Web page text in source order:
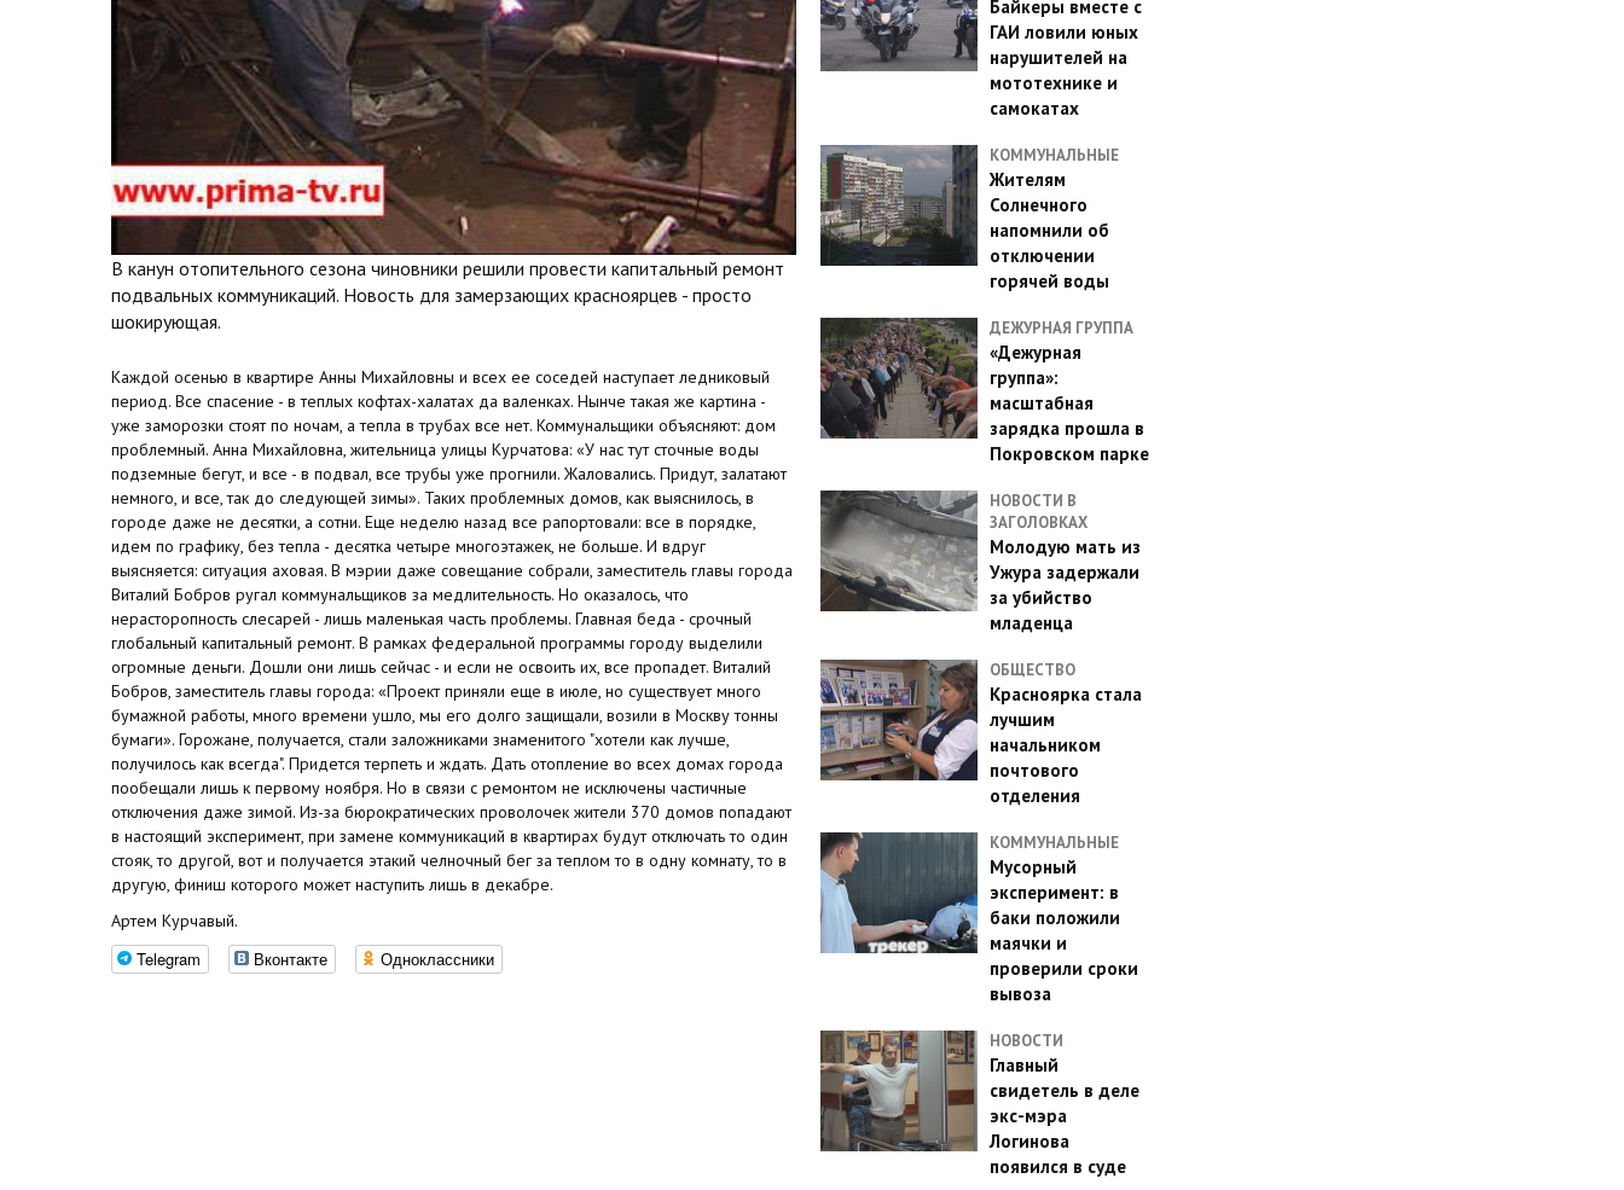
В канун отопительного сезона чиновники решили провести капитальный ремонт
подвальных коммуникаций. Новость для замерзающих красноярцев - просто
шокирующая.
Каждой осенью в квартире Анны Михайловны и всех ее соседей наступает ледниковый
период. Все спасение - в теплых кофтах-халатах да валенках. Нынче такая же картина -
уже заморозки стоят по ночам, а тепла в трубах все нет. Коммунальщики объясняют: дом
проблемный. Анна Михайловна, жительница улицы Курчатова: «У нас тут сточные воды
подземные бегут, и все - в подвал, все трубы уже прогнили. Жаловались. Придут, залатают
немного, и все, так до следующей зимы». Таких проблемных домов, как выяснилось, в
городе даже не десятки, а сотни. Еще неделю назад все рапортовали: все в порядке,
идем по графику, без тепла - десятка четыре многоэтажек, не больше. И вдруг
выясняется: ситуация аховая. В мэрии даже совещание собрали, заместитель главы города
Виталий Бобров ругал коммунальщиков за медлительность. Но оказалось, что
нерасторопность слесарей - лишь маленькая часть проблемы. Главная беда - срочный
глобальный капитальный ремонт. В рамках федеральной программы городу выделили
огромные деньги. Дошли они лишь сейчас - и если не освоить их, все пропадет. Виталий
Бобров, заместитель главы города: «Проект приняли еще в июле, но существует много
бумажной работы, много времени ушло, мы его долго защищали, возили в Москву тонны
бумаги». Горожане, получается, стали заложниками знаменитого "хотели как лучше,
получилось как всегда". Придется терпеть и ждать. Дать отопление во всех домах города
пообещали лишь к первому ноября. Но в связи с ремонтом не исключены частичные
отключения даже зимой. Из-за бюрократических проволочек жители 370 домов попадают
в настоящий эксперимент, при замене коммуникаций в квартирах будут отключать то один
стояк, то другой, вот и получается этакий челночный бег за теплом то в одну комнату, то в
другую, финиш которого может наступить лишь в декабре.
Артем Курчавый.
Telegram Вконтакте Одноклассники
Байкеры вместе с
ГАИ ловили юных
нарушителей на
мототехнике и
самокатах
КОММУНАЛЬНЫЕ
Жителям
Солнечного
напомнили об
отключении
горячей воды
ДЕЖУРНАЯ ГРУППА
«Дежурная
группа»:
масштабная
зарядка прошла в
Покровском парке
НОВОСТИ В
ЗАГОЛОВКАХ
Молодую мать из
Ужура задержали
за убийство
младенца
ОБЩЕСТВО
Красноярка стала
лучшим
начальником
почтового
отделения
КОММУНАЛЬНЫЕ
Мусорный
эксперимент: в
баки положили
маячки и
проверили сроки
вывоза
НОВОСТИ
Главный
свидетель в деле
экс-мэра
Логинова
появился в суде